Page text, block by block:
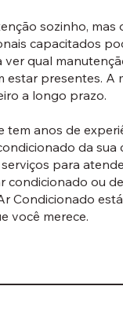
sozinho, mas
capacitados
qual
estar presentes. A
a longo prazo.
tem anos de
da sua
para
condicionado ou
Condicionado
você merece.